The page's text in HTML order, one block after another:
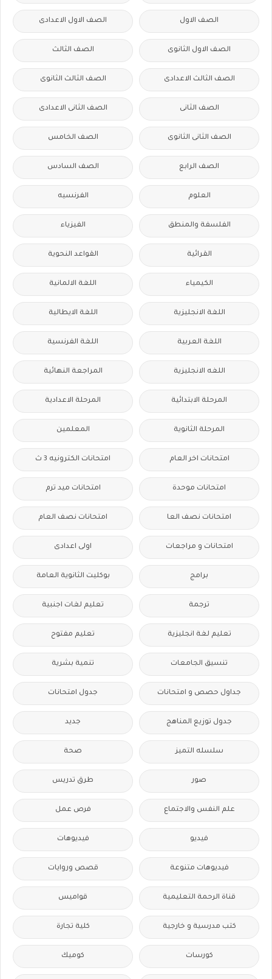
الصف الاول الصف الاول الاعدادى
الصف الاول الثانوى الصف الثالث
الصف الثالث الاعدادى الصف الثالث الثانوى
الصف الثانى الصف الثانى الاعدادى
الصف الثانى الثانوى الصف الخامس
الصف الرابع الصف السادس
العلوم الفرنسيه
الفلسفة والمنطق الفيزياء
القرائية القواعد النحوية
الكيمياء اللغة الالمانية
اللغة الانجليزية اللغة الايطالية
اللغة العربية اللغة الفرنسية
اللغه الانجليزية المراجعة النهائية
المرحلة الابتدائية المرحلة الاعدادية
المرحلة الثانوية المعلمين
امتحانات اخر العام امتحانات الكترونيه 3 ث
امتحانات موحدة امتحانات ميد ترم
امتحانات نصف العا امتحانات نصف العام
امتحانات و مراجعات اولى اعدادى
برامج بوكليت الثانوية العامة
ترجمة تعليم لغات اجنبية
تعليم لغة انجليزية تعليم مفتوح
تنسيق الجامعات تنمية بشرية
جداول حصص و امتحانات جدول امتحانات
جدول توزيع المناهج جديد
سلسله التميز صحة
صور طرق تدريس
علم النفس والاجتماع فرص عمل
فيديو فيديوهات
فيديوهات متنوعة قصص وروايات
قناة الرحمة التعليمية قواميس
كتب مدرسية و خارجية كلية تجارة
كورسات كوميك